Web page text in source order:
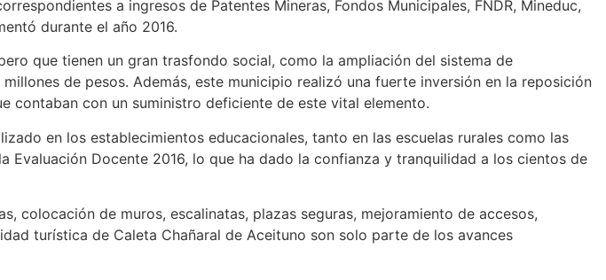
a ingresos de Patentes Mineras, Fondos Municipales, FNDR, Mineduc,
durante el año 2016.
que tienen un gran trasfondo social, como la ampliación del sistema de
de pesos. Además, este municipio realizó una fuerte inversión en la reposición
contaban con un suministro deficiente de este vital elemento.
en los establecimientos educacionales, tanto en las escuelas rurales como las
Evaluación Docente 2016, lo que ha dado la confianza y tranquilidad a los cientos de
colocación de muros, escalinatas, plazas seguras, mejoramiento de accesos,
turística de Caleta Chañaral de Aceituno son solo parte de los avances